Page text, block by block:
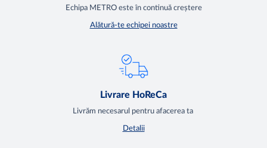
Echipa METRO este în continuă creștere
Alătură-te echipei noastre
Livrare HoReCa
Livrăm necesarul pentru afacerea ta
Detalii